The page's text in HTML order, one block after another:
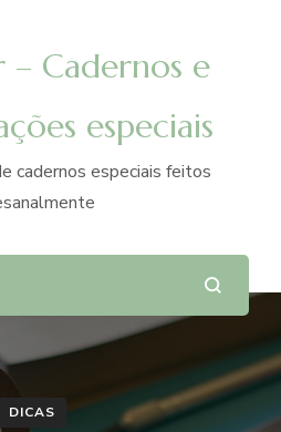
– Cadernos e
especiais
cadernos especiais feitos
DICAS